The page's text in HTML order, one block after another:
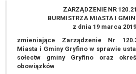
ZARZĄDZENIE NR
BURMISTRZA MIASTA I
z dnia 19 marca
zmieniające Zarządzenie Nr
Miasta i Gminy Gryfino w sprawie
sołectw gminy Gryfino oraz
obowiązków
wykonania zadania
interesie
sprawowania
powierzonej
niezbędność
wynikających z